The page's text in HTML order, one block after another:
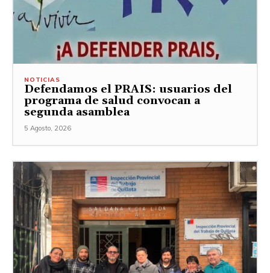
NOTICIAS
Defendamos el PRAIS: usuarios del
programa de salud convocan a
segunda asamblea
5 Agosto, 2026